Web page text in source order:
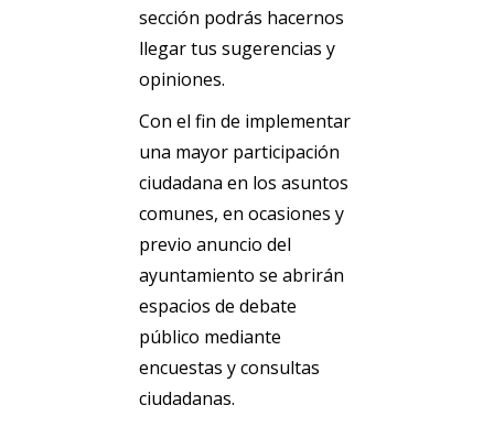
sección podrás hacernos
llegar tus sugerencias y
opiniones.
Con el fin de implementar
una mayor participación
ciudadana en los asuntos
comunes, en ocasiones y
previo anuncio del
ayuntamiento se abrirán
espacios de debate
público mediante
encuestas y consultas
ciudadanas.